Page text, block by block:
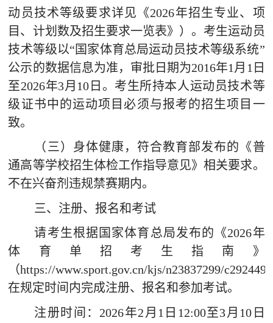
动员技术等级要求详见 《2026年招生专业、项
目、计划数及招生要求一览表》 ）。考生运动员
技术等级以“国家体育总局运动员技术等级系统”
公示的数据信息为准，审批日期为2016年1 月 1 日
至2026年3月 10 日。考生所持本人运动员技术等
级证书中的运动项目必须与报考的招生项目一
致。
（三）身体健康，符合教育部发布的《普
通高等学校招生体检工作指导意见》相关要求。
不在兴奋剂违规禁赛期内。
三、注册、报名和考试
请考生根据国家体育总局发布的《2026年
体育单招考生指南》
（https://www.sport.gov.cn/kjs/n23837299/
在规定时间内完成注册、报名和参加考试。
注册时间： 2026年2 月 1 日 12:00至3月 10 日